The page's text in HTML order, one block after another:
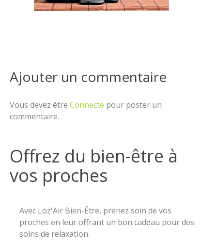
Ajouter un commentaire
Vous devez être Connecté pour poster un
commentaire.
Offrez du bien-être à
vos proches
Avec Loz'Air Bien-Être, prenez soin de vos
proches en leur offrant un bon cadeau pour des
soins de relaxation.